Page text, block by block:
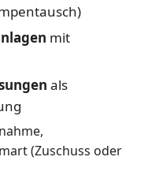
mit
als
(Zuschuss oder